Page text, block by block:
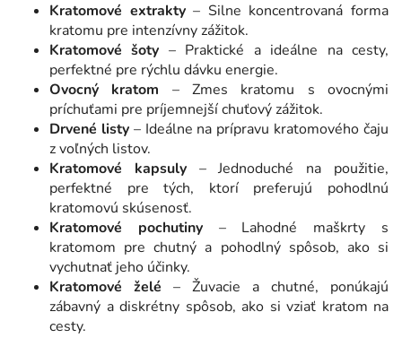
Kratomové extrakty– Silne koncentrovaná forma
kratomu pre intenzívny zážitok.
Kratomové šoty – Praktické a ideálne na cesty,
perfektné pre rýchlu dávku energie.
Ovocný kratom – Zmes kratomu s ovocnými
príchuťami pre príjemnejší chuťový zážitok.
Drvené listy– Ideálne na prípravu kratomového čaju
z voľných listov.
Kratomové kapsuly– Jednoduché na použitie,
perfektné pre tých, ktorí preferujú pohodlnú
kratomovú skúsenosť.
Kratomové pochutiny– Lahodné maškrty s
kratomom pre chutný a pohodlný spôsob, ako si
vychutnať jeho účinky.
Kratomové želé – Žuvacie a chutné, ponúkajú
zábavný a diskrétny spôsob, ako si vziať kratom na
cesty.